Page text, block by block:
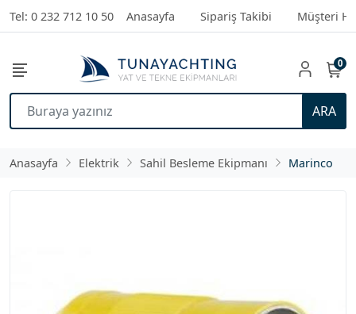
Tel: 0 232 712 10 50 Anasayfa Sipariş Takibi Müşteri
ARA
0
Anasayfa Elektrik Sahil Besleme Ekipmanı Marinco